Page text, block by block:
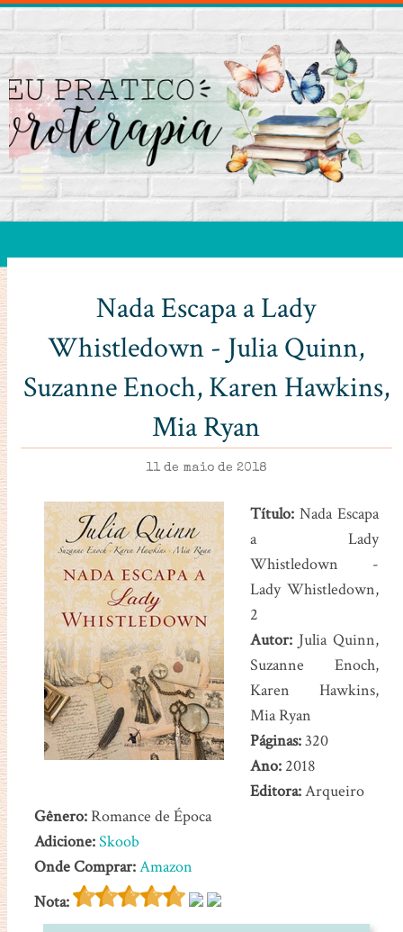
Nada Escapa a Lady
Whistledown - Julia Quinn,
Suzanne Enoch, Karen Hawkins,
Mia Ryan
11 de maio de 2018
Título: Nada Escapa
a Lady
Whistledown -
Lady Whistledown,
2
Autor:Julia Quinn,
Suzanne Enoch,
Karen Hawkins,
Mia Ryan
Páginas:320
Ano:2018
Editora:Arqueiro
Gênero:Romance de Época
Adicione:Skoob
Onde Comprar:Amazon
Nota: